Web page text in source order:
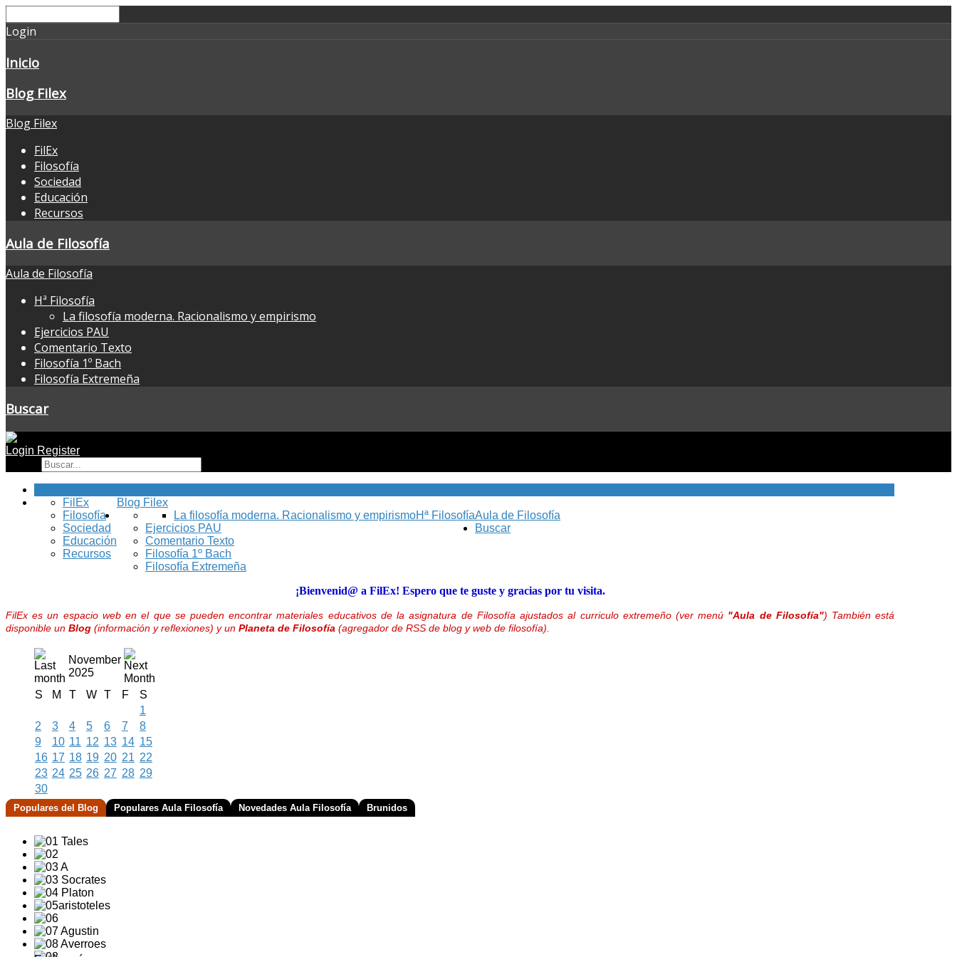
Login
Inicio
Blog Filex
Blog Filex
FilEx
Filosofía
Sociedad
Educación
Recursos
Aula de Filosofía
Aula de Filosofía
Hª Filosofía
La filosofía moderna. Racionalismo y empirismo
Ejercicios PAU
Comentario Texto
Filosofía 1º Bach
Filosofía Extremeña
Buscar
Login Register
Blog Filex
FilEx
Filosofía
Sociedad
Educación
Recursos
Aula de Filosofía
Hª Filosofía
La filosofía moderna. Racionalismo y empirismo
Ejercicios PAU
Comentario Texto
Filosofía 1º Bach
Filosofía Extremeña
Buscar
¡Bienvenid@ a FilEx! Espero que te guste y gracias por tu visita.
FilEx es un espacio web en el que se pueden encontrar materiales educativos de la asignatura de Filosofía ajustados al curriculo extremeño (ver menú "Aula de Filosofía") También está
disponible un Blog (información y reflexiones) y un Planeta de Filosofía (agregador de RSS de blog y web de filosofía).
November
2025
S
M T W T F
S
1
2
3 4 5 6 7
8
9
10 11 12 13 14 15
16 17 18 19 20 21 22
23 24 25 26 27 28 29
30
Populares del Blog Populares Aula Filosofía Novedades Aula Filosofía Brunidos